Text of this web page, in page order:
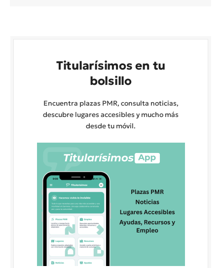
Titularísimos en tu
bolsillo
Encuentra plazas PMR, consulta noticias,
descubre lugares accesibles y mucho más
desde tu móvil.